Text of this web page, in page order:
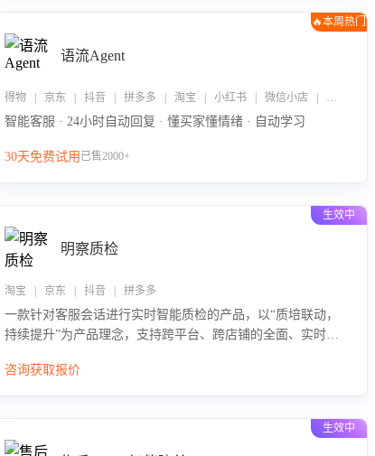
🔥本周热门
语流Agent
得物 | 京东 | 抖音 | 拼多多 | 淘宝 | 小红书 | 微信小店 | 快手 | 唯品会
智能客服 · 24小时自动回复 · 懂买家懂情绪 · 自动学习
30天免费试用 已售2000+
生效中
明察质检
淘宝 | 京东 | 抖音 | 拼多多
一款针对客服会话进行实时智能质检的产品，以“质培联动，
持续提升”为产品理念，支持跨平台、跨店铺的全面、实时、
团队的销服能力。
咨询获取报价
生效中